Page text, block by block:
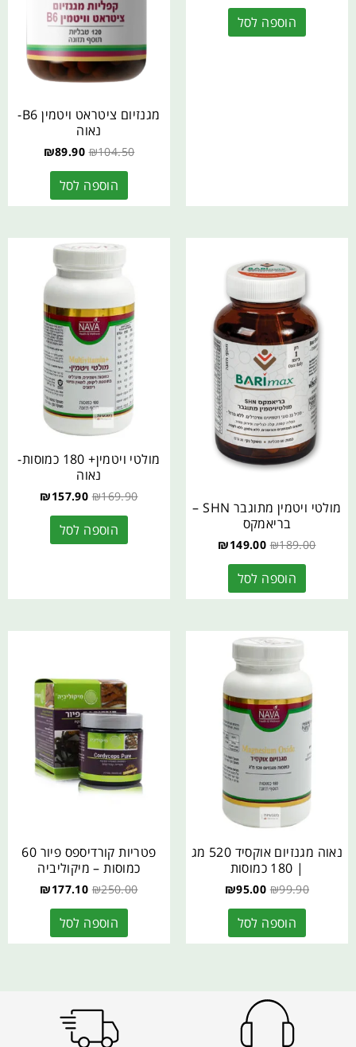
הוספה לסל
מגנזיום ציטראט ויטמין B6-
נאוה
₪104.50
₪89.90
הוספה לסל
מולטי ויטמין מתוגבר SHN –
בריאמקס
₪189.00
₪149.00
הוספה לסל
מולטי ויטמין+ 180 כמוסות-
נאוה
₪169.90
₪157.90
הוספה לסל
נאוה מגנזיום אוקסיד 520 מג
| 180 כמוסות
₪99.90
₪95.00
הוספה לסל
פטריות קורדיספס פיור 60
כמוסות – מיקוליביה
₪250.00
₪177.10
הוספה לסל